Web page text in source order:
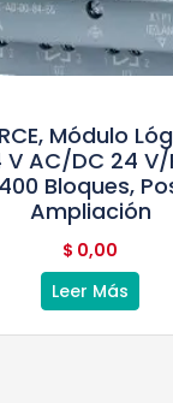
Módulo
V AC/DC 24
Bloques,
Ampliación
$ 0,00
Leer Más